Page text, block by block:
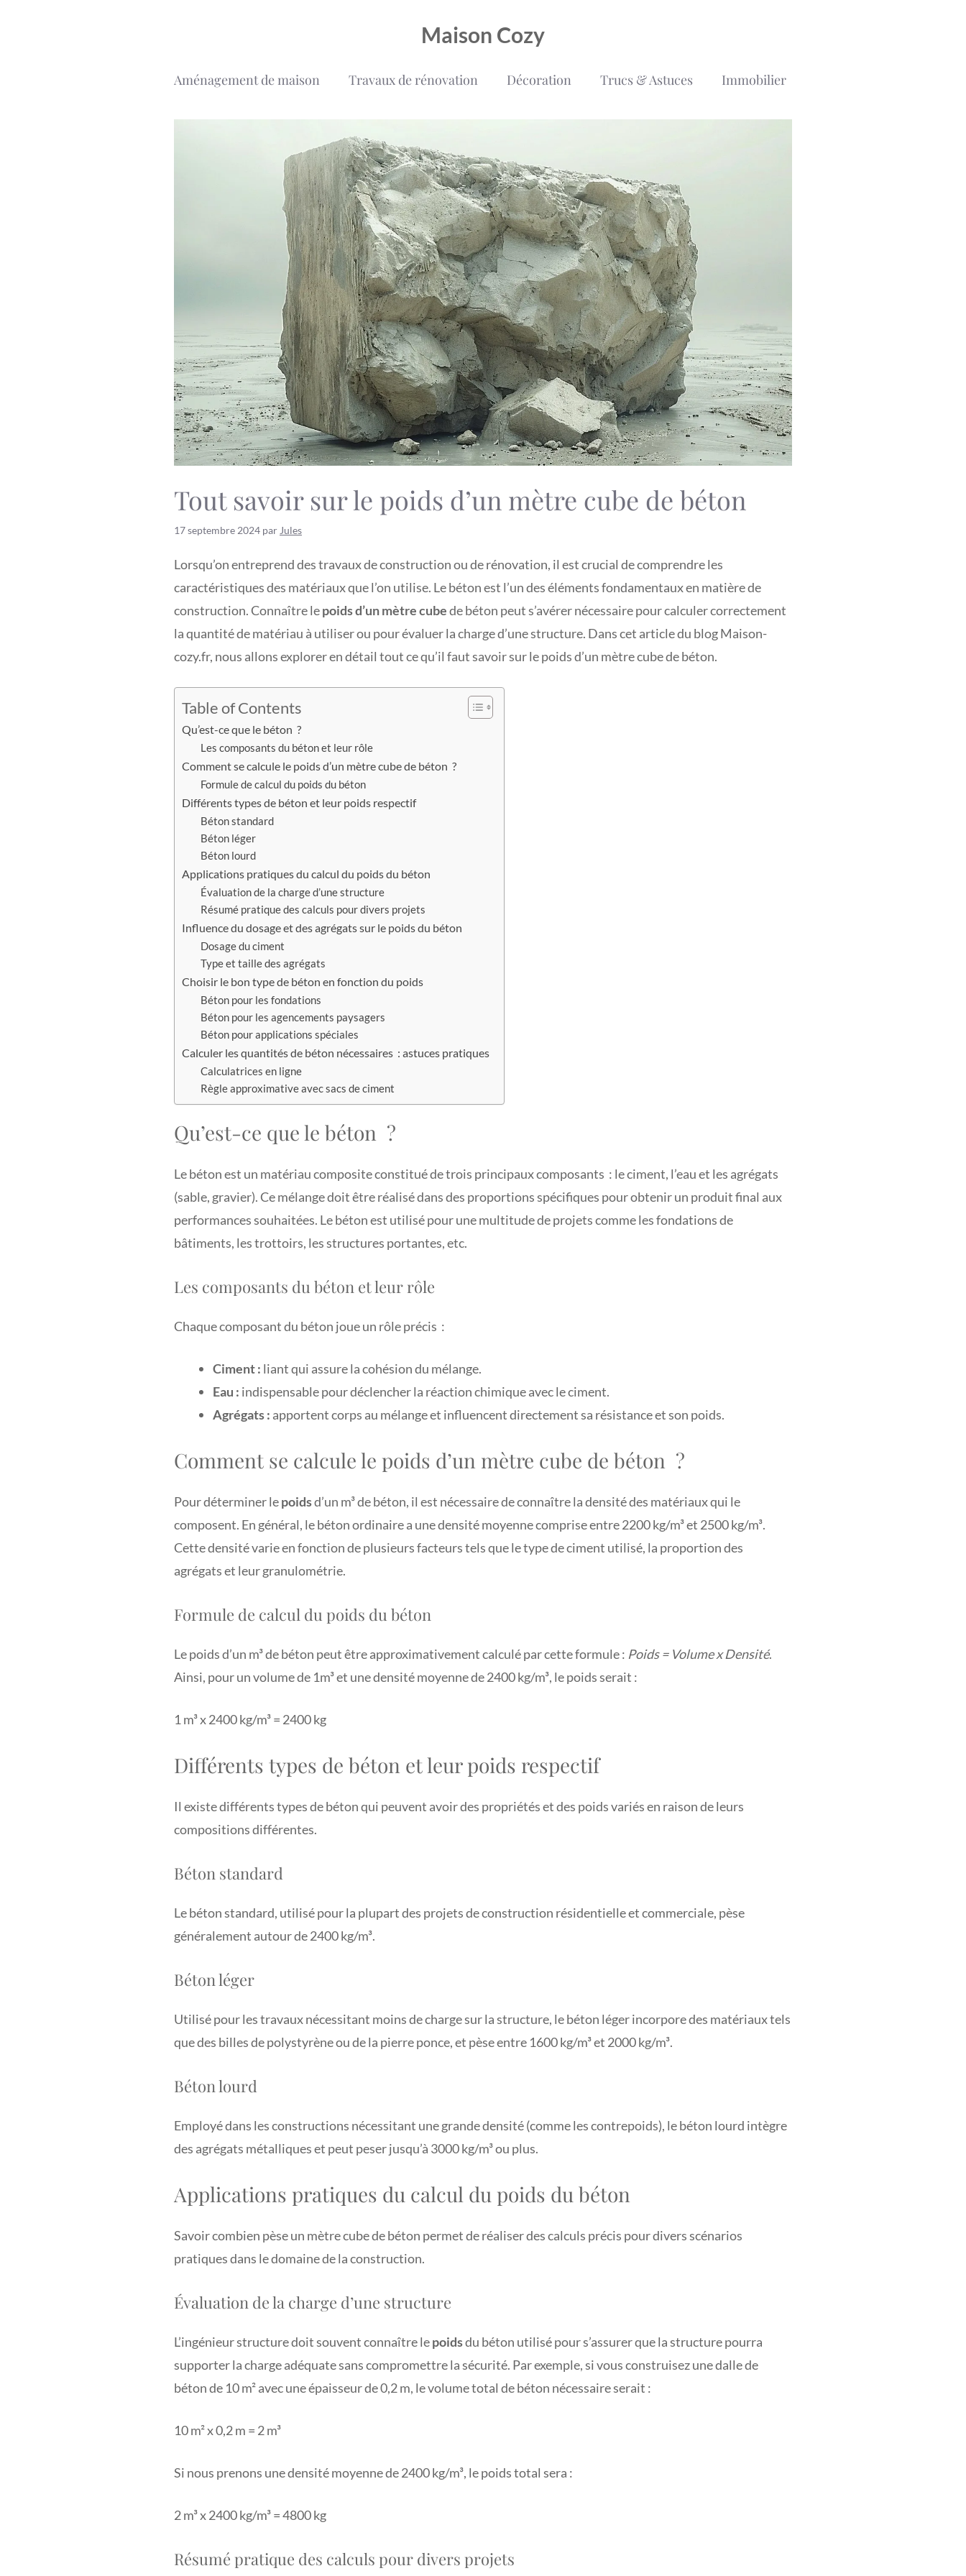
Maison Cozy
Aménagement de maison Travaux de rénovation Décoration Trucs & Astuces Immobilier
Tout savoir sur le poids d’un mètre cube de béton
17 septembre 2024 par Jules
Lorsqu’on entreprend des travaux de construction ou de rénovation, il est crucial de comprendre les
caractéristiques des matériaux que l’on utilise. Le béton est l’un des éléments fondamentaux en matière de
construction. Connaître lepoids d’un mètre cubede béton peut s’avérer nécessaire pour calculer correctement
la quantité de matériau à utiliser ou pour évaluer la charge d’une structure. Dans cet article du blog Maison-
cozy.fr, nous allons explorer en détail tout ce qu’il faut savoir sur le poids d’un mètre cube de béton.
Table of Contents
Qu’est-ce que le béton ?
Les composants du béton et leur rôle
Comment se calcule le poids d’un mètre cube de béton ?
Formule de calcul du poids du béton
Différents types de béton et leur poids respectif
Béton standard
Béton léger
Béton lourd
Applications pratiques du calcul du poids du béton
Évaluation de la charge d’une structure
Résumé pratique des calculs pour divers projets
Influence du dosage et des agrégats sur le poids du béton
Dosage du ciment
Type et taille des agrégats
Choisir le bon type de béton en fonction du poids
Béton pour les fondations
Béton pour les agencements paysagers
Béton pour applications spéciales
Calculer les quantités de béton nécessaires : astuces pratiques
Calculatrices en ligne
Règle approximative avec sacs de ciment
Qu’est-ce que le béton ?
Le béton est un matériau composite constitué de trois principaux composants : le ciment, l’eau et les agrégats
(sable, gravier). Ce mélange doit être réalisé dans des proportions spécifiques pour obtenir un produit final aux
performances souhaitées. Le béton est utilisé pour une multitude de projets comme les fondations de
bâtiments, les trottoirs, les structures portantes, etc.
Les composants du béton et leur rôle
Chaque composant du béton joue un rôle précis :
Ciment : liant qui assure la cohésion du mélange.
Eau : indispensable pour déclencher la réaction chimique avec le ciment.
Agrégats : apportent corps au mélange et influencent directement sa résistance et son poids.
Comment se calcule le poids d’un mètre cube de béton ?
Pour déterminer lepoidsd’un m³ de béton, il est nécessaire de connaître la densité des matériaux qui le
composent. En général, le béton ordinaire a une densité moyenne comprise entre 2200 kg/m³ et 2500 kg/m³.
Cette densité varie en fonction de plusieurs facteurs tels que le type de ciment utilisé, la proportion des
agrégats et leur granulométrie.
Formule de calcul du poids du béton
Le poids d’un m³ de béton peut être approximativement calculé par cette formule : Poids = Volume x Densité.
Ainsi, pour un volume de 1m³ et une densité moyenne de 2400 kg/m³, le poids serait :
1 m³ x 2400 kg/m³ = 2400 kg
Différents types de béton et leur poids respectif
Il existe différents types de béton qui peuvent avoir des propriétés et des poids variés en raison de leurs
compositions différentes.
Béton standard
Le béton standard, utilisé pour la plupart des projets de construction résidentielle et commerciale, pèse
généralement autour de 2400 kg/m³.
Béton léger
Utilisé pour les travaux nécessitant moins de charge sur la structure, le béton léger incorpore des matériaux tels
que des billes de polystyrène ou de la pierre ponce, et pèse entre 1600 kg/m³ et 2000 kg/m³.
Béton lourd
Employé dans les constructions nécessitant une grande densité (comme les contrepoids), le béton lourd intègre
des agrégats métalliques et peut peser jusqu’à 3000 kg/m³ ou plus.
Applications pratiques du calcul du poids du béton
Savoir combien pèse un mètre cube de béton permet de réaliser des calculs précis pour divers scénarios
pratiques dans le domaine de la construction.
Évaluation de la charge d’une structure
L’ingénieur structure doit souvent connaître lepoidsdu béton utilisé pour s’assurer que la structure pourra
supporter la charge adéquate sans compromettre la sécurité. Par exemple, si vous construisez une dalle de
béton de 10 m² avec une épaisseur de 0,2 m, le volume total de béton nécessaire serait :
10 m² x 0,2 m = 2 m³
Si nous prenons une densité moyenne de 2400 kg/m³, le poids total sera :
2 m³ x 2400 kg/m³ = 4800 kg
Résumé pratique des calculs pour divers projets